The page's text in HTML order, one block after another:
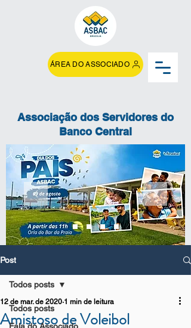
ÁREA DO ASSOCIADO
Associação dos Servidores do
Banco Central
Post
Todos posts
Todos posts
Amistoso de Voleibol
12 de mar. de 2020 1 min de leitura